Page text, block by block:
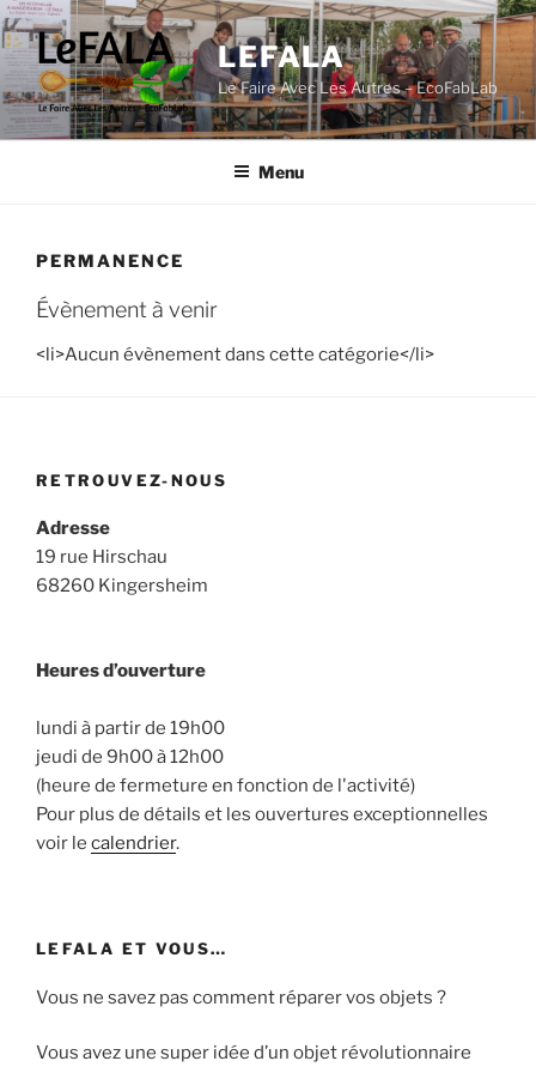
Aller
au
contenu
principal
LEFALA
Le Faire Avec Les Autres – EcoFabLab
Menu
PERMANENCE
Évènement à venir
<li>Aucun évènement dans cette catégorie</li>
RETROUVEZ-NOUS
Adresse
19 rue Hirschau
68260 Kingersheim
Heures d’ouverture
lundi à partir de 19h00
jeudi de 9h00 à 12h00
(heure de fermeture en fonction de l'activité)
Pour plus de détails et les ouvertures exceptionnelles
voir le calendrier.
LEFALA ET VOUS…
Vous ne savez pas comment réparer vos objets ?
Vous avez une super idée d’un objet révolutionnaire